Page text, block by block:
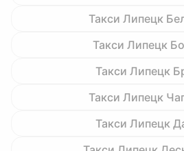
Такси Липецк
Такси Липецк
Такси Липецк
Такси Липецк
Такси Липецк